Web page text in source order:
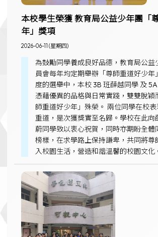
本校學生榮獲 教育局公益少年團「
年」獎項
2026-06-11 (星期四)
為鼓勵同學養成良好品德，教育局公益
員會每年均定期舉辦「尊師重道好少年
度的選舉中，本校 3B 班薛越同學 及
憑藉優異的品格與日常實踐，雙雙脫穎
師重道好少年」殊榮。 兩位同學在校
重道，是次獲獎實至名歸。學校在此向
蔚同學致以衷心祝賀，同時亦期盼全體
榜樣，在求學路上保持謙卑，共同將尊
入校園生活，營造和諧溫馨的校園文化